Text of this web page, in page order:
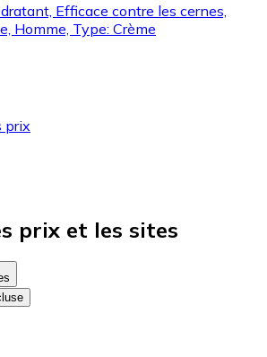
Efficace contre les cernes,
Homme, Type: Crème
prix
prix et les sites